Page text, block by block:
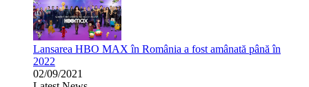
Lansarea HBO MAX în România a fost amânată până în
2022
02/09/2021